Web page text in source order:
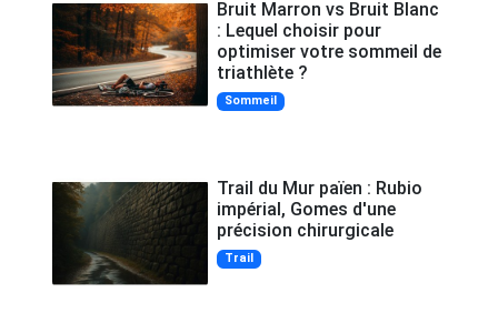
Bruit Marron vs Bruit Blanc
: Lequel choisir pour
optimiser votre sommeil de
triathlète ?
Sommeil
Trail du Mur païen : Rubio
impérial, Gomes d'une
précision chirurgicale
Trail